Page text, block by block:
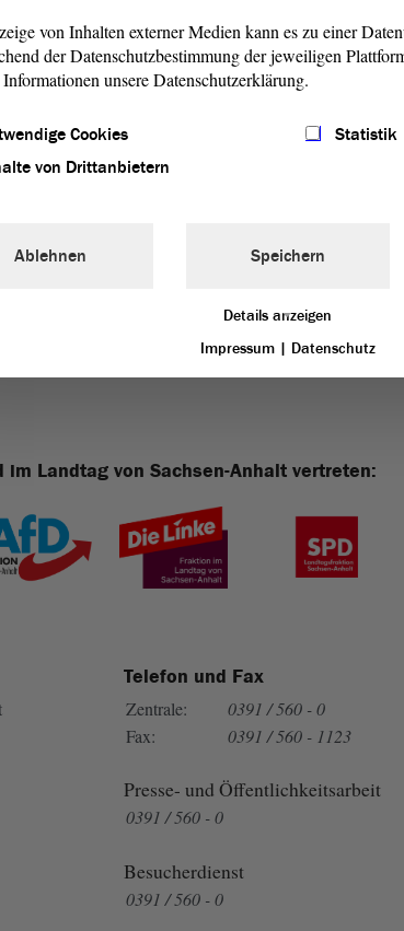
ihres Besuchsprogramms am 19. Dezember 2024 auf
Wulf Gallert, zu fachpolitischen Gesprächen im
Schellenberger hat die Delegation offiziell begrüßt.
mit dem
zum Themenkomplex
Bundesstaat,Gewaltenteilung
gab es zudem ein Gespräch mit dem
Landtag von Sachsen-Anhalt vertreten:
Telefon und Fax
Zentrale:
0391 / 560 - 0
Fax:
0391 / 560 - 1123
Presse- und Öffentlichkeitsarbeit
0391 / 560 - 0
Besucherdienst
0391 / 560 - 0
von Inhalten externer Medien kann es zu einer
der Datenschutzbestimmung der jeweiligen
unsere Datenschutzerklärung.
Cookies
Statistik
von Drittanbietern
Ablehnen Speichern
Details anzeigen
Impressum | Datenschutz